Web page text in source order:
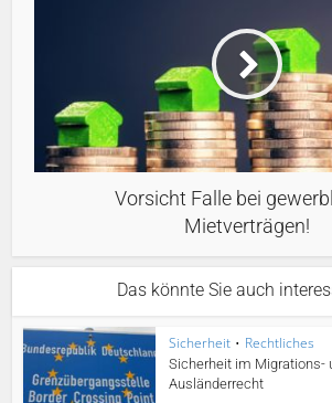
Vorsicht Falle bei
Mietverträgen!
Das könnte Sie auch
Sicherheit • Rechtliches
Sicherheit im Migrations-
Ausländerrecht